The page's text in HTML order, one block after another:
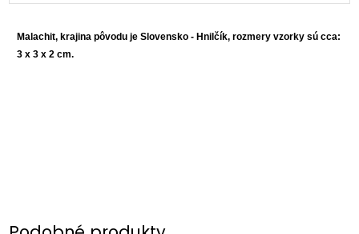
Malachit, krajina pôvodu je Slovensko - Hnilčík, rozmery vzorky sú cca:
3 x 3 x 2 cm.